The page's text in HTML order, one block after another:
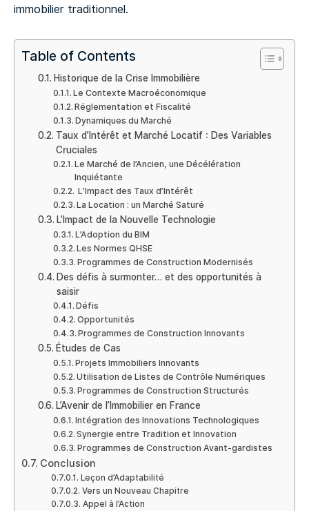
immobilier traditionnel.
Table of Contents
Historique de la Crise Immobilière
Le Contexte Macroéconomique
Réglementation et Fiscalité
Dynamiques du Marché
Taux d’Intérêt et Marché Locatif : Des Variables
Cruciales
Le Marché de l’Ancien, une Décélération
Inquiétante
L’Impact des Taux d’Intérêt
La Location : un Marché Saturé
L’Impact de la Nouvelle Technologie
L’Adoption du BIM
Les Normes QHSE
Programmes de Construction Modernisés
Des défis à surmonter… et des opportunités à
saisir
Défis
Opportunités
Programmes de Construction Innovants
Études de Cas
Projets Immobiliers Innovants
Utilisation de Listes de Contrôle Numériques
Programmes de Construction Structurés
L’Avenir de l’Immobilier en France
Intégration des Innovations Technologiques
Synergie entre Tradition et Innovation
Programmes de Construction Avant-gardistes
Conclusion
Leçon d’Adaptabilité
Vers un Nouveau Chapitre
Appel à l’Action